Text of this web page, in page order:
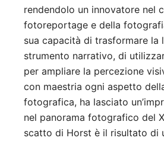
rendendolo un innovatore nel
fotoreportage e della
sua capacità di trasformare la
strumento narrativo, di
per ampliare la percezione
con maestria ogni aspetto
fotografica, ha lasciato
nel panorama fotografico del
scatto di Horst è il risultato di